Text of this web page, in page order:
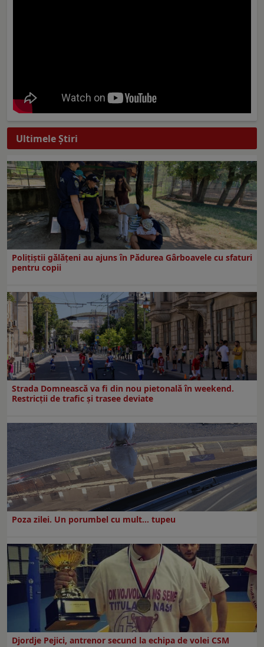
Ultimele Ştiri
Polițiștii gălățeni au ajuns în Pădurea Gârboavele cu sfaturi
pentru copii
Strada Domnească va fi din nou pietonală în weekend.
Restricţii de trafic şi trasee deviate
Poza zilei. Un porumbel cu mult… tupeu
Djordje Pejici, antrenor secund la echipa de volei CSM